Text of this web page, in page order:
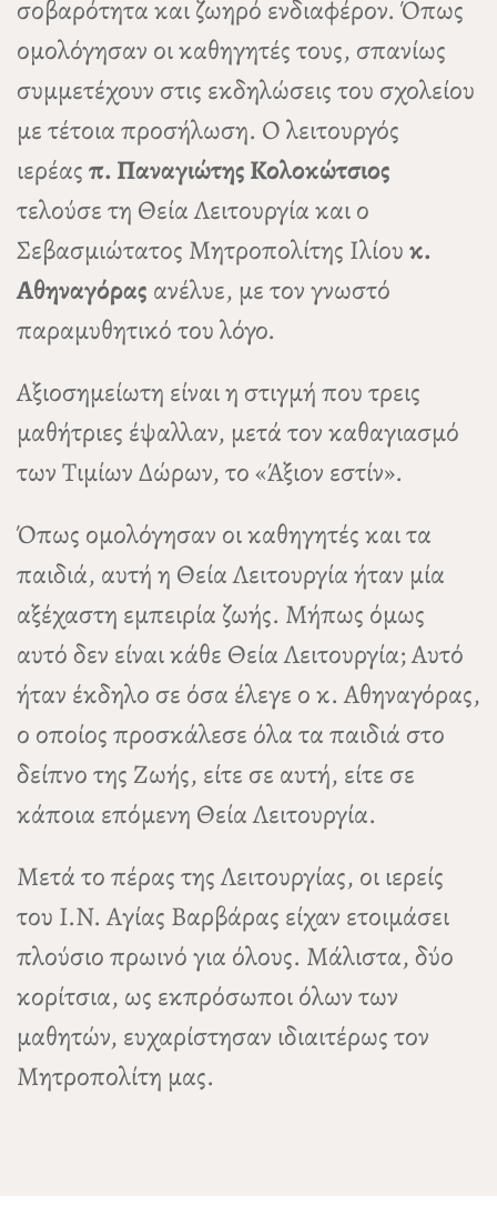
σοβαρότητα και ζωηρό ενδιαφέρον. Όπως
ομολόγησαν οι καθηγητές τους, σπανίως
συμμετέχουν στις εκδηλώσεις του σχολείου
με τέτοια προσήλωση. Ο λειτουργός
ιερέαςπ. Παναγιώτης Κολοκώτσιος
τελούσε τη Θεία Λειτουργία και ο
Σεβασμιώτατος Μητροπολίτης Ιλίουκ.
Αθηναγόρας ανέλυε, με τον γνωστό
παραμυθητικό του λόγο.
Αξιοσημείωτη είναι η στιγμή που τρεις
μαθήτριες έψαλλαν, μετά τον καθαγιασμό
των Τιμίων Δώρων, το «Άξιον εστίν».
Όπως ομολόγησαν οι καθηγητές και τα
παιδιά, αυτή η Θεία Λειτουργία ήταν μία
αξέχαστη εμπειρία ζωής. Μήπως όμως
αυτό δεν είναι κάθε Θεία Λειτουργία; Αυτό
ήταν έκδηλο σε όσα έλεγε ο κ. Αθηναγόρας,
ο οποίος προσκάλεσε όλα τα παιδιά στο
δείπνο της Ζωής, είτε σε αυτή, είτε σε
κάποια επόμενη Θεία Λειτουργία.
Μετά το πέρας της Λειτουργίας, οι ιερείς
του Ι.Ν. Αγίας Βαρβάρας είχαν ετοιμάσει
πλούσιο πρωινό για όλους. Μάλιστα, δύο
κορίτσια, ως εκπρόσωποι όλων των
μαθητών, ευχαρίστησαν ιδιαιτέρως τον
Μητροπολίτη μας.